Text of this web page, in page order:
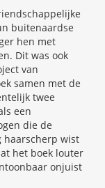
buitenaardse
hen met
Dit was ook
van
samen met de
twee
een
die de
haarscherp wist
het boek louter
onjuist